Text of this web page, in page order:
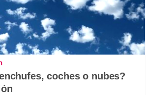
coches o nubes?